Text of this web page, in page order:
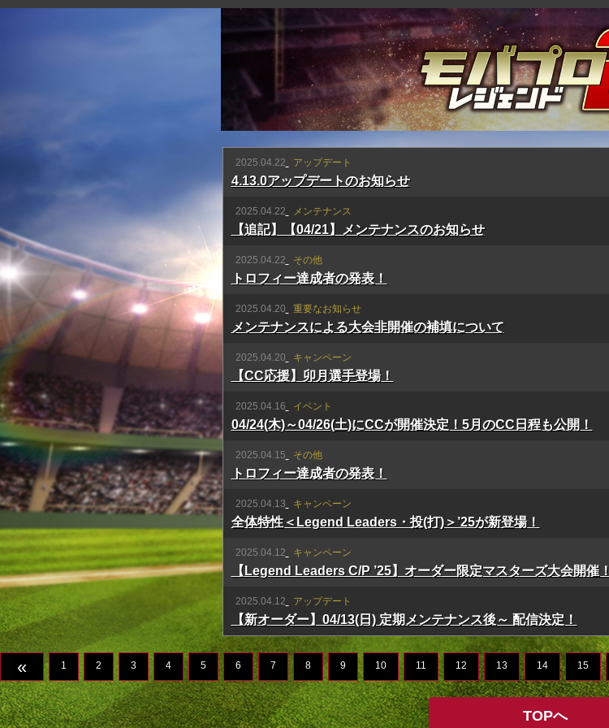
2025.04.22 アップデート
4.13.0アップデートのお知らせ
2025.04.22 メンテナンス
【追記】【04/21】メンテナンスのお知らせ
2025.04.22 その他
トロフィー達成者の発表！
2025.04.20 重要なお知らせ
メンテナンスによる大会非開催の補填について
2025.04.20 キャンペーン
【CC応援】卯月選手登場！
2025.04.16 イベント
04/24(木)～04/26(土)にCCが開催決定！5月のCC日程も公開！
2025.04.15 その他
トロフィー達成者の発表！
2025.04.13 キャンペーン
全体特性＜Legend Leaders・投(打)＞’25が新登場！
2025.04.12 キャンペーン
【Legend Leaders C/P ’25】オーダー限定マスターズ大会開催！
2025.04.12 アップデート
【新オーダー】04/13(日) 定期メンテナンス後～ 配信決定！
« 1 2 3 4 5 6 7 8 9 10 11 12 13 14 15
TOPへ